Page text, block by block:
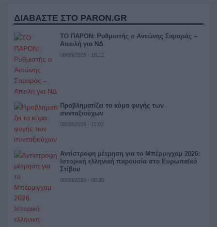
ΔΙΑΒΑΣΤΕ ΣΤΟ PARON.GR
ΤΟ ΠΑΡΟΝ: Ρυθμιστής ο Αντώνης Σαμαράς –
Απειλή για ΝΔ
08/08/2026 - 18:12
Προβληματίζει το κύμα φυγής των
συνταξιούχων
08/08/2026 - 11:02
Αντίστροφη μέτρηση για το Μπέρμιγχαμ 2026:
Ιστορική ελληνική παρουσία στο Ευρωπαϊκό
Στίβου
08/08/2026 - 08:20